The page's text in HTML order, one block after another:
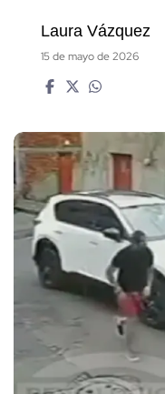
Laura Vázquez
15 de mayo de 2026